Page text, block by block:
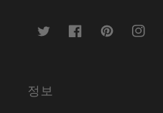
트
FacebookPinterest
인
정보